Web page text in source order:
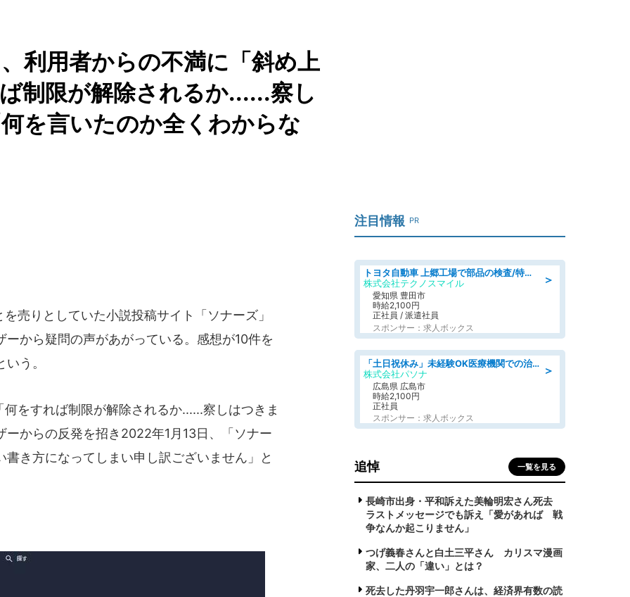
利用者からの不満に「斜め上
制限が解除されるか......察し
を言いたのか全くわからな
売りとしていた小説投稿サイト「ソナーズ」
から疑問の声があがっている。感想が10件を
う。
をすれば制限が解除されるか......察しはつきま
からの反発を招き2022年1月13日、「ソナー
き方になってしまい申し訳ございません」と
注目情報 PR
＞
トヨタ自動車 上郷工場で部品の検査/特典168万/tutumi
株式会社テクノスマイル
愛知県 豊田市
時給2,100円
正社員 / 派遣社員
スポンサー：求人ボックス
＞
「土日祝休み」未経験OK医療機関での治験コーディネーターのお仕事
株式会社パソナ
広島県 広島市
時給2,100円
正社員
スポンサー：求人ボックス
追悼 一覧を見る
長崎市出身・平和訴えた美輪明宏さん死去
ラストメッセージでも訴え「愛があれば 戦
争なんか起こりません」
つげ義春さんと白土三平さん カリスマ漫画
家、二人の「違い」とは？
死去した丹羽宇一郎さんは、経済界有数の読